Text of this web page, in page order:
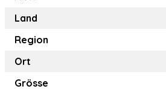
Land
Region
Ort
Grösse